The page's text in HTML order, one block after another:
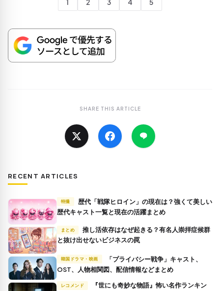
1 2 3 4 5
SHARE THIS ARTICLE
RECENT ARTICLES
特撮
歴代キャスト一覧と現在の活躍まとめ
まとめ
推し活依存はなぜ起きる？有名人崇拝症候群
と抜け出せないビジネスの罠
韓国ドラマ・映画
OST、人物相関図、配信情報などまとめ
レコメンド